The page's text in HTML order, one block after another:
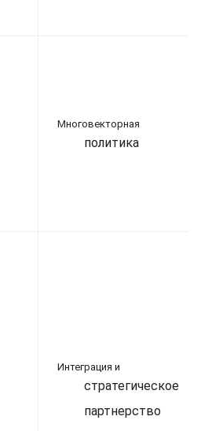
Многовекторная
политика
Интеграция и
стратегическое
партнерство